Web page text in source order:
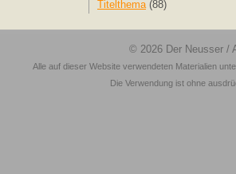
Titelthema(88)
© 2026 Der Neusser /
Alle auf dieser Website verwendeten Materialien
Die Verwendung ist ohne